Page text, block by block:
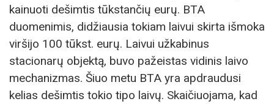
kainuoti dešimtis tūkstančių eurų. BTA
duomenimis, didžiausia tokiam laivui skirta išmoka
viršijo 100 tūkst. eurų. Laivui užkabinus
stacionarų objektą, buvo pažeistas vidinis laivo
mechanizmas. Šiuo metu BTA yra apdraudusi
kelias dešimtis tokio tipo laivų. Skaičiuojama, kad